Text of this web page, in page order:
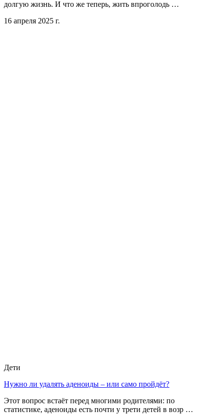
долгую жизнь. И что же теперь, жить впроголодь …
16 апреля 2025 г.
Дети
Нужно ли удалять аденоиды – или само пройдёт?
Этот вопрос встаёт перед многими родителями: по
статистике, аденоиды есть почти у трети детей в возр …